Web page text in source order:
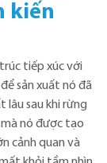
kiến
tiếp xúc với
sản xuất nó đã
lâu sau khi rừng
nó được tạo
cảnh quan và